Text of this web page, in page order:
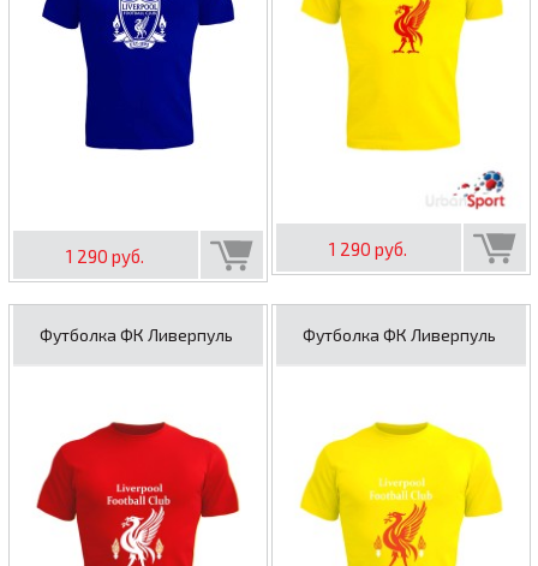
1 290 руб. 1 290 руб.
Футболка ФК Ливерпуль Футболка ФК Ливерпуль